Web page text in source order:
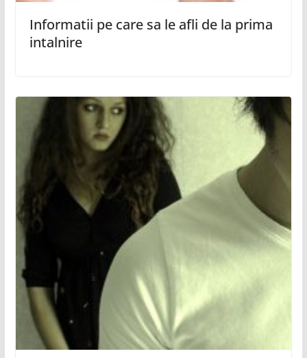
Informatii pe care sa le afli de la prima
intalnire